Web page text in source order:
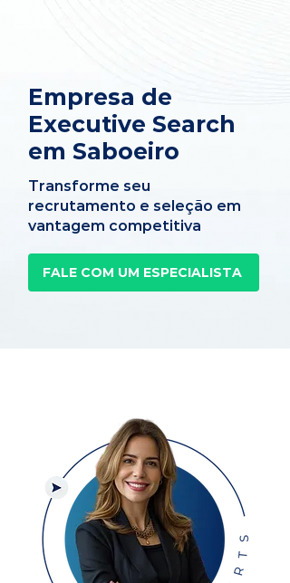
Empresa de
Executive Search
em Saboeiro
Transforme seu
recrutamento e seleção em
vantagem competitiva
FALE COM UM ESPECIALISTA